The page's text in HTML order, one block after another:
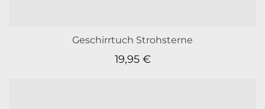
Geschirrtuch Strohsterne
19,95 €